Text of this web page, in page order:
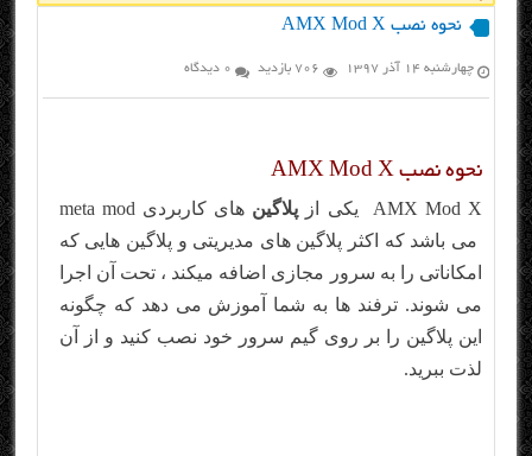
نحوه نصب AMX Mod X
چهارشنبه ۱۴ آذر ۱۳۹۷ 706 بازدید 0 دیدگاه
نحوه نصب AMX Mod X
AMX Mod X یکی از پلاگین
های کاربردی meta mod
می باشد که اکثر پلاگین های مدیریتی و پلاگین هایی که
امکاناتی را به سرور مجازی اضافه میکند ، تحت آن اجرا
می شوند. ترفند ها به شما آموزش می دهد که چگونه
این پلاگین را بر روی گیم سرور خود نصب کنید و از آن
لذت ببرید.